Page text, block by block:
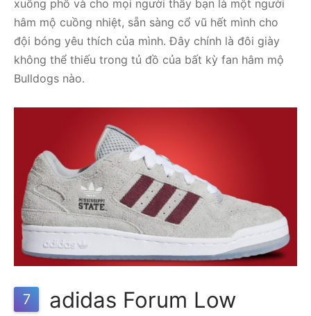
xuống phố và cho mọi người thấy bạn là một người
hâm mộ cuồng nhiệt, sẵn sàng cổ vũ hết mình cho
đội bóng yêu thích của mình. Đây chính là đôi giày
không thể thiếu trong tủ đồ của bất kỳ fan hâm mộ
Bulldogs nào.
7
adidas Forum Low